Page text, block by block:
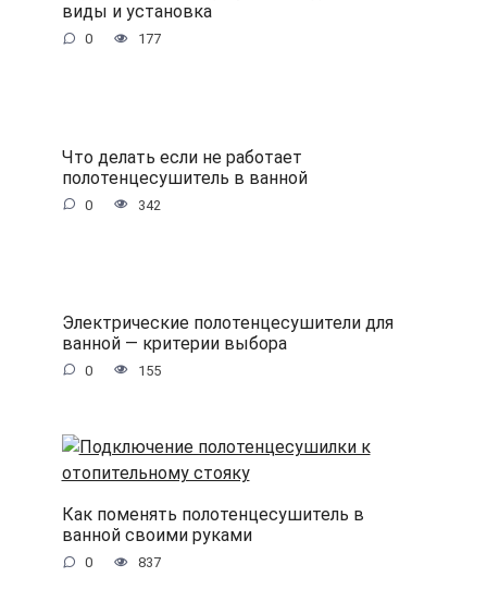
виды и установка
0 177
Что делать если не работает
полотенцесушитель в ванной
0 342
Электрические полотенцесушители для
ванной — критерии выбора
0 155
Как поменять полотенцесушитель в
ванной своими руками
0 837